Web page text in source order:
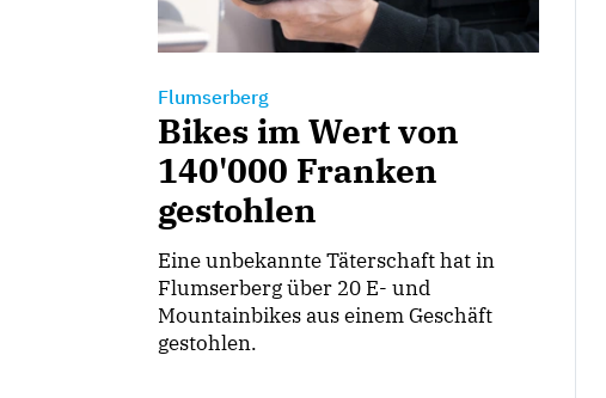
Flumserberg
Bikes im Wert von
140'000 Franken
gestohlen
Eine unbekannte Täterschaft hat in
Flumserberg über 20 E- und
Mountainbikes aus einem Geschäft
gestohlen.